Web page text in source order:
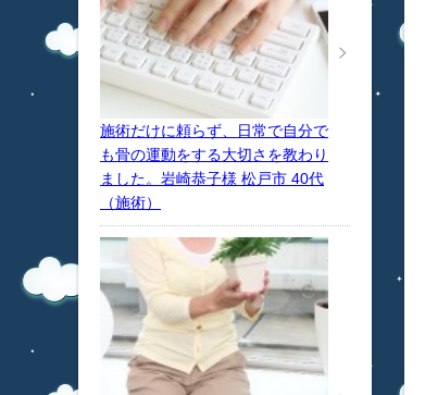
施術だけに頼らず、日常で自分で
も骨の運動をする大切さを教わり
ました。岩崎恭子様 松戸市 40代
（施術）